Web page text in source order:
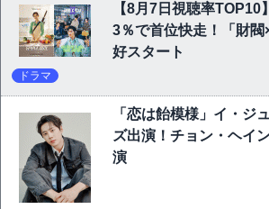
【8月7日視聴率
3％で首位快走！「財
好スタート
ドラマ
「恋は飴模様」イ・ジ
ズ出演！チョン・ヘイ
演